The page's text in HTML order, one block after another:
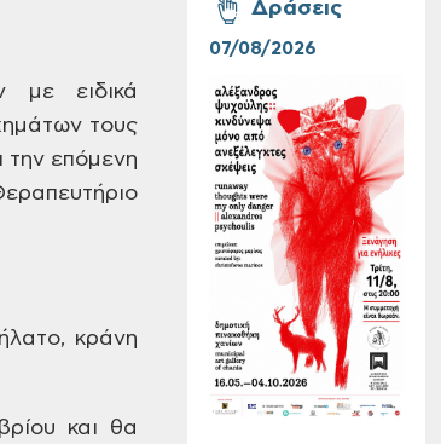
με ειδικά
τους
τηνεπόμενη
κράνη
και θα
Συνεχίζονται οι
δωρεάν ξεναγήσεις
για ενήλικες στη
Δημοτική
Πινακοθήκη Χανίων:
Την Τρίτη 11/08
Δράσεις
07/08/2026